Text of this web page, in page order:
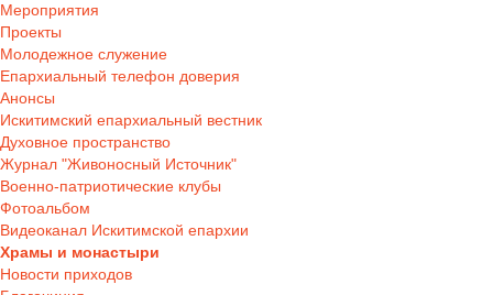
Мероприятия
Проекты
Молодежное служение
Епархиальный телефон доверия
Анонсы
Искитимский епархиальный вестник
Духовное пространство
Журнал "Живоносный Источник"
Военно-патриотические клубы
Фотоальбом
Видеоканал Искитимской епархии
Храмы и монастыри
Новости приходов